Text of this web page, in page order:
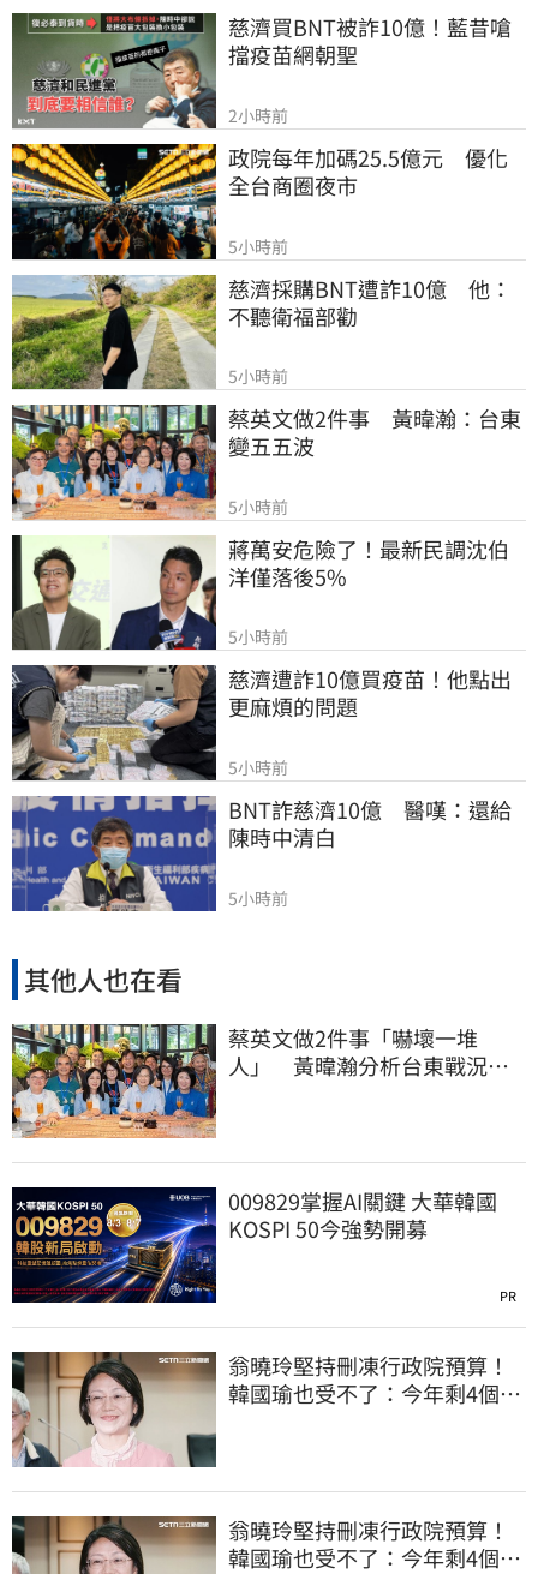
慈濟買BNT被詐10億！藍昔嗆
擋疫苗網朝聖
2小時前
政院每年加碼25.5億元　優化
全台商圈夜市
5小時前
慈濟採購BNT遭詐10億　他：
不聽衛福部勸
5小時前
蔡英文做2件事　黃暐瀚：台東
變五五波
5小時前
蔣萬安危險了！最新民調沈伯
洋僅落後5%
5小時前
慈濟遭詐10億買疫苗！他點出
更麻煩的問題
5小時前
BNT詐慈濟10億　醫嘆：還給
陳時中清白
5小時前
其他人也在看
蔡英文做2件事「嚇壞一堆
人」 黃暐瀚分析台東戰況：
009829掌握AI關鍵 大華韓國
KOSPI 50今強勢開募
PR
翁曉玲堅持刪凍行政院預算！
韓國瑜也受不了：今年剩4個月
翁曉玲堅持刪凍行政院預算！
韓國瑜也受不了：今年剩4個月